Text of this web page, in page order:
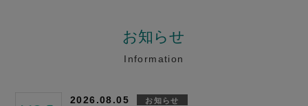
お知らせ
Information
2026.08.05 お知らせ